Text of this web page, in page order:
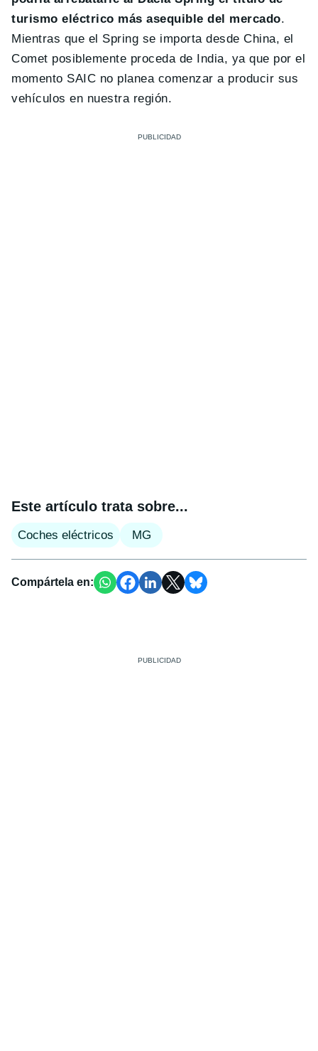
turismo eléctrico más asequible del mercado.
Mientras que el Spring se importa desde China, el
Comet posiblemente proceda de India, ya que por el
momento SAIC no planea comenzar a producir sus
vehículos en nuestra región.
Este artículo trata sobre...
Coches eléctricos MG
Compártela en: